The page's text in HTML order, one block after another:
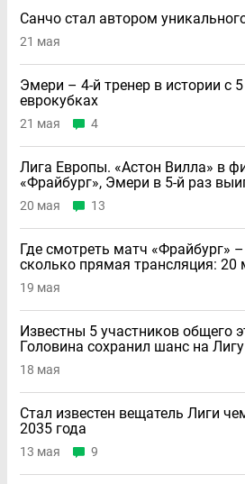
Санчо стал автором
21 мая
Эмери – 4-й тренер в истории с
еврокубках
21 мая 4
Лига Европы. «Астон Вилла» в
«Фрайбург», Эмери в 5-й раз
20 мая 13
Где смотреть матч «Фрайбург»
сколько прямая трансляция: 20
19 мая
Известны 5 участников общего
Головина сохранил шанс на
18 мая
Стал известен вещатель Лиги
2035 года
13 мая 9